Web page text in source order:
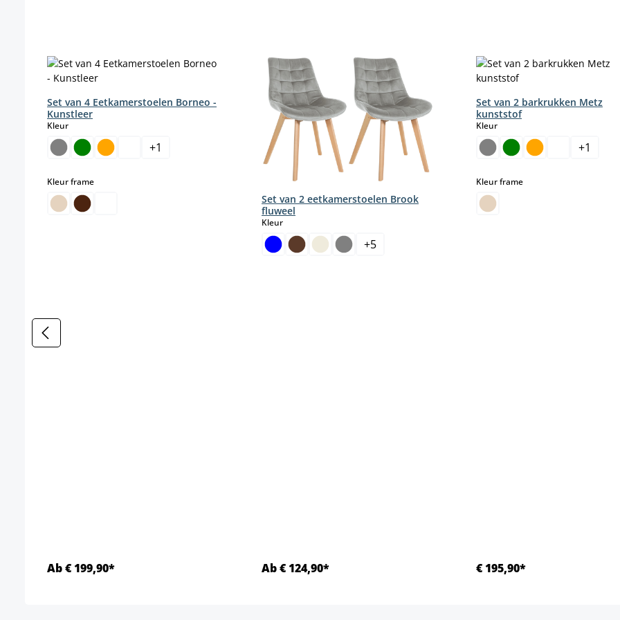
Set van 4 Eetkamerstoelen Borneo -
Kunstleer
Kleurselect
+1
Kleur frameselect
Ab € 199,90*
Set van 2 eetkamerstoelen Brook
fluweel
Kleurselect
+5
Ab € 124,90*
Set van 2 barkrukken Metz
kunststof
Kleurselect
+1
Kleur frameselect
€ 195,90*